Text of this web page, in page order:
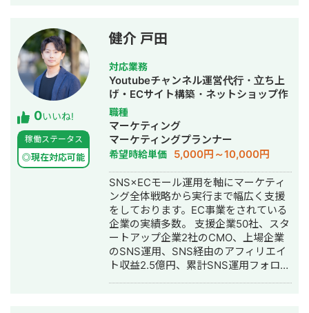
ロジェクトに全力で取り組みます。
に就任。 ▼2021年8月~ 個人で業務シ
ステム/MAシステムを1名体制で開発
し、中小企業向けにソリューション営
業。 ▼2021年8月~2022年1月 ・医療
特化コンサル企業 美容クリニック2ア
カウント/歯科2アカウントのInstagram
運用代行業務に従事。 ▼2023年1月
~2024年3月 医療機関向け商材を取り
扱う通販企業にてCOOとして事業立ち
上げフェーズを経験。 ▼2024年6月
~2024年11月 フリーランスとして、一
部上場企業の塾/老舗食品メーカー/自動
車メーカーのSNSマーケティングに従
事。 ▼2024年12月 RaaS合同会社を設
立。 ・外部顧問：歯医者の元 院長先生
・CTO：ベンチャー企業 CTO経験者
得意領域は、SNS運用の戦略設計から
実運用・数値改善までを軸に、集客・
採用成果を生む設計力、PoC検証を前
0いいね!
稼働ステータス
◎現在対応可能
健介 戸田
対応業務
Youtubeチャンネル運営代行・立ち上
げ・ECサイト構築・ネットショップ作
成代行・SEO対策・新規事業立上・
SNS運用代行・記事作成代行・ライテ
ィング・リスティング広告運用代行・
オウンドメディア制作・構築・運用代
行・動画制作・動画編集
職種
マーケティング
マーケティングプランナー
希望時給単価 5,000円～10,000円
SNS×ECモール運用を軸にマーケティ
ング全体戦略から実行まで幅広く支援
をしております。EC事業をされている
企業の実績多数。 支援企業50社、スタ
ートアップ企業2社のCMO、上場企業
のSNS運用、SNS経由のアフィリエイ
ト収益2.5億円、累計SNS運用フォロワ